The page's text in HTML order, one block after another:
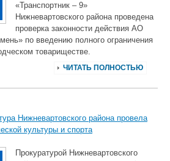
«Транспортник – 9»
Нижневартовского района проведена
проверка законности действия АО
по введению полного ограничения
товариществе.
ЧИТАТЬ ПОЛНОСТЬЮ
Нижневартовского района провела
культуры и спорта
Прокуратурой Нижневартовского